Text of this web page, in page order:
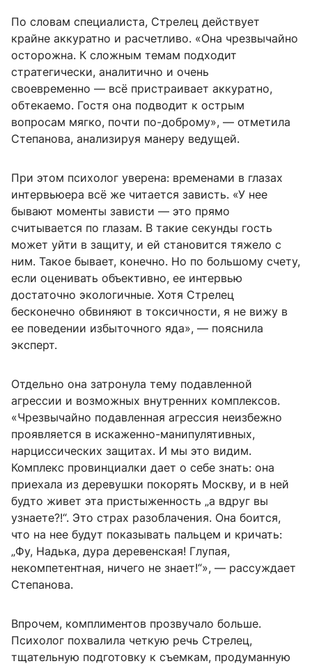
По словам специалиста, Стрелец действует
крайне аккуратно и расчетливо. «Она чрезвычайно
осторожна. К сложным темам подходит
стратегически, аналитично и очень
своевременно — всё пристраивает аккуратно,
обтекаемо. Гостя она подводит к острым
вопросам мягко, почти по-доброму», — отметила
Степанова, анализируя манеру ведущей.
При этом психолог уверена: временами в глазах
интервьюера всё же читается зависть. «У нее
бывают моменты зависти — это прямо
считывается по глазам. В такие секунды гость
может уйти в защиту, и ей становится тяжело с
ним. Такое бывает, конечно. Но по большому счету,
если оценивать объективно, ее интервью
достаточно экологичные. Хотя Стрелец
бесконечно обвиняют в токсичности, я не вижу в
ее поведении избыточного яда», — пояснила
эксперт.
Отдельно она затронула тему подавленной
агрессии и возможных внутренних комплексов.
«Чрезвычайно подавленная агрессия неизбежно
проявляется в искаженно-манипулятивных,
нарциссических защитах. И мы это видим.
Комплекс провинциалки дает о себе знать: она
приехала из деревушки покорять Москву, и в ней
будто живет эта пристыженность „а вдруг вы
узнаете?!“. Это страх разоблачения. Она боится,
что на нее будут показывать пальцем и кричать:
„Фу, Надька, дура деревенская! Глупая,
некомпетентная, ничего не знает!“», — рассуждает
Степанова.
Впрочем, комплиментов прозвучало больше.
Психолог похвалила четкую речь Стрелец,
тщательную подготовку к съемкам, продуманную